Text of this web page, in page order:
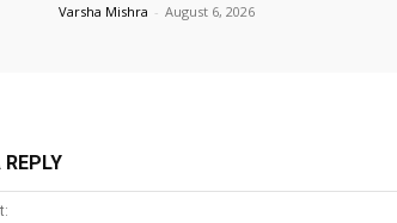
Varsha Mishra - August 6, 2026
REPLY